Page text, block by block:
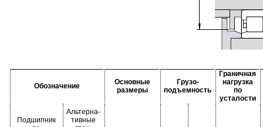
Обозначение
Основные
размеры
Грузо-
подъемность
Граничная
нагрузка
по
усталости
Подшипник
Альтерна-
тивные